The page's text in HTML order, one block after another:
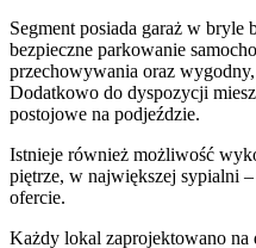
Segment posiada garaż w bryle
bezpieczne parkowanie
przechowywania oraz
Dodatkowo do dyspozycji
postojowe na podjeździe.
Istnieje również możliwość
piętrze, w największej sypialni
ofercie.
Każdy lokal zaprojektowano na